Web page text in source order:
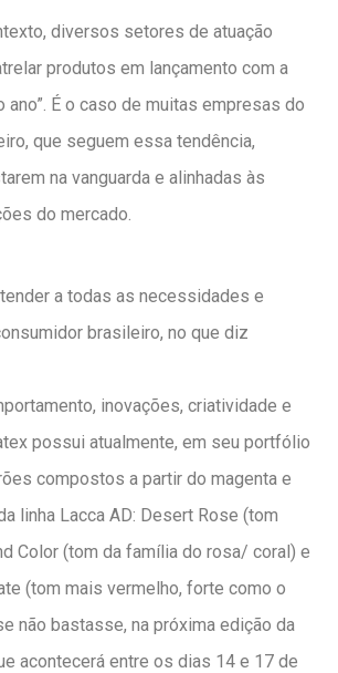
diversos setores de atuação
produtos em lançamento com a
ano”. É o caso de muitas empresas do
que seguem essa tendência,
na vanguarda e alinhadas às
do mercado.
a todas as necessidades e
brasileiro, no que diz
inovações, criatividade e
possui atualmente, em seu portfólio
compostos a partir do magenta e
linha Lacca AD: Desert Rose (tom
Color (tom da família do rosa/ coral) e
(tom mais vermelho, forte como o
não bastasse, na próxima edição da
acontecerá entre os dias 14 e 17 de